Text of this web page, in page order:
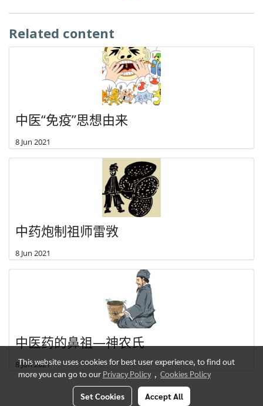
Related content
中医“免疫”思想由来
8 Jun 2021
中药炮制祖师雷敩
8 Jun 2021
中医药的鼻祖—神农氏
8 Jun 2021
This website uses cookies for best user experience, to find out
more you can go to our Privacy Policy, Cookies Policy
Set Cookies Accept All